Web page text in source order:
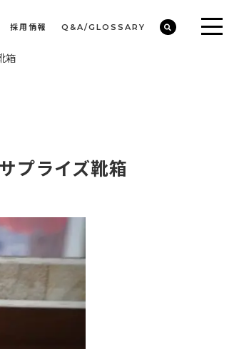
採用情報 Q&A/GLOSSARY
箱
プライズ靴箱